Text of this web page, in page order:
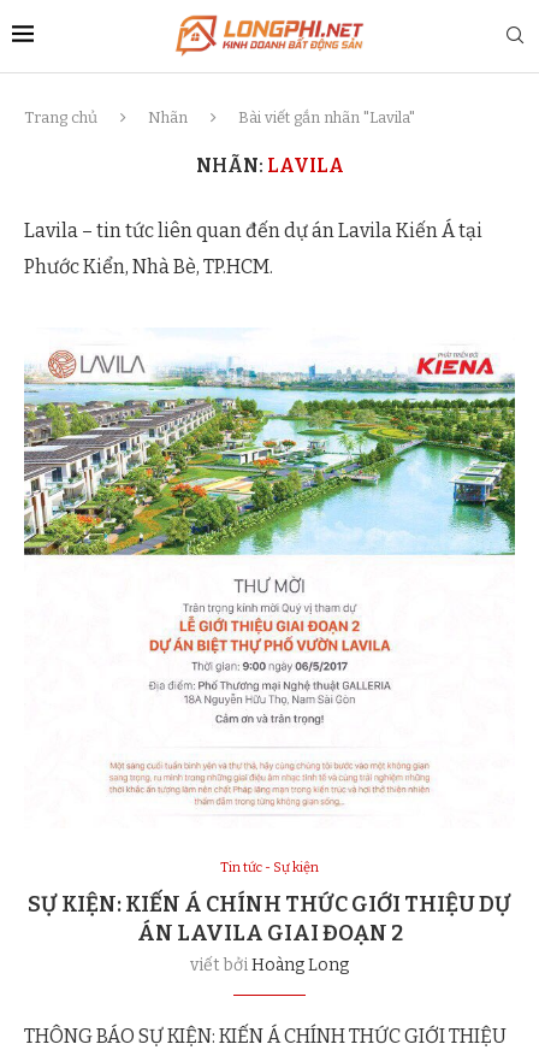
Trang chủ Nhãn Bài viết gắn nhãn "Lavila"
NHÃN: LAVILA
Lavila – tin tức liên quan đến dự án Lavila Kiến Á tại
Phước Kiển, Nhà Bè, TP.HCM.
Tin tức - Sự kiện
SỰ KIỆN: KIẾN Á CHÍNH THỨC GIỚI THIỆU DỰ
ÁN LAVILA GIAI ĐOẠN 2
viết bởiHoàng Long
THÔNG BÁO SỰ KIỆN: KIẾN Á CHÍNH THỨC GIỚI THIỆU